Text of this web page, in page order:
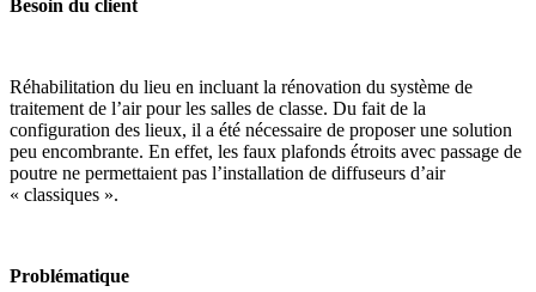
Besoin du client
Réhabilitation du lieu en incluant la rénovation du système de
traitement de l’air pour les salles de classe. Du fait de la
configuration des lieux, il a été nécessaire de proposer une solution
peu encombrante. En effet, les faux plafonds étroits avec passage de
poutre ne permettaient pas l’installation de diffuseurs d’air
« classiques ».
Problématique